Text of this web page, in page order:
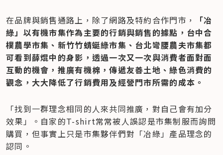
在品牌與銷售通路上，除了網路及特約合作門市，
「冶
綠」以有機市集作為主要的行銷與銷售的據點，台中合
樸農學市集、新竹竹蜻蜓綠市集、台北彎腰農夫市集都
可看到薛焜中的身影，透過一次又一次與消費者面對面
互動的機會，推廣有機棉，傳遞友善土地、綠色消費的
觀念，大大降低了行銷費用及經營門市所需的成本。
「找到一群理念相同的人來共同推廣，對自己會有加分
效果」。自家的T-shirt常常被人誤認是市集制服而詢問
購買，但事實上只是市集夥伴們對「冶綠」產品理念的
認同。